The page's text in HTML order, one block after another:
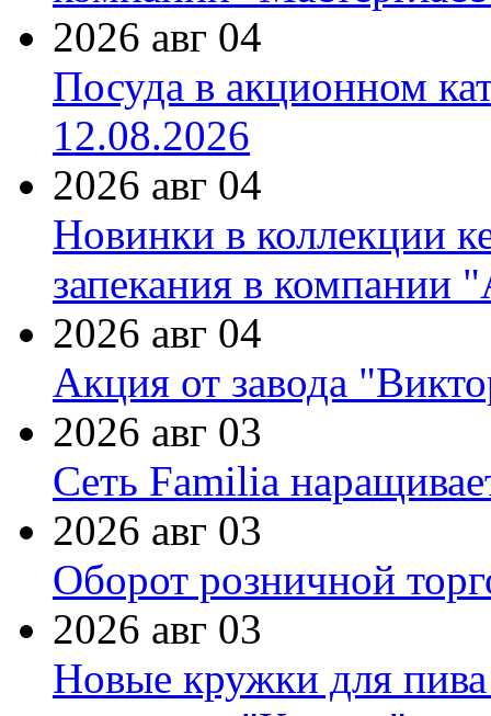
2026 авг 04
Посуда в акционном
12.08.2026
2026 авг 04
Новинки в коллекции
запекания в компании
2026 авг 04
Акция от завода
2026 авг 03
Сеть Familia
2026 авг 03
Оборот розничной
2026 авг 03
Новые кружки для